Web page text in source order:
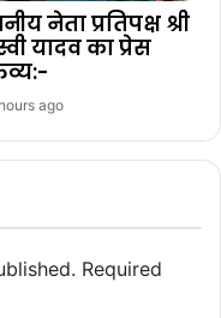
नेता प्रतिपक्ष श्री
यादव का प्रेस
ago
Required